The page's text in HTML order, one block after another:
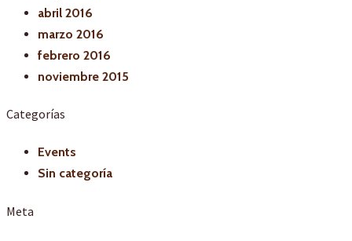
abril 2016
marzo 2016
febrero 2016
noviembre 2015
Categorías
Events
Sin categoría
Meta